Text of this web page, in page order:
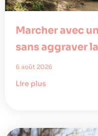
Marcher avec
sans aggraver
6 août 2026
Lire plus